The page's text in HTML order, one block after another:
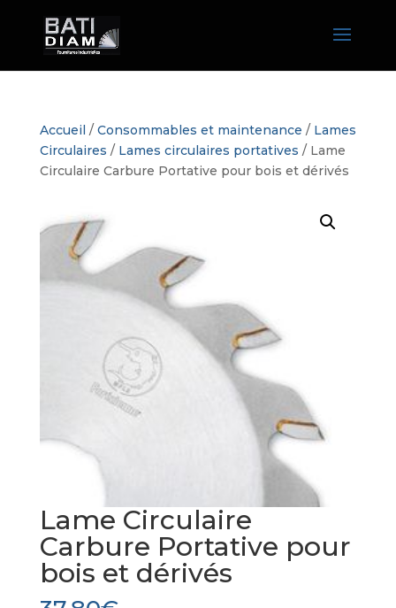
Accueil / Consommables et maintenance / Lames
Circulaires / Lames circulaires portatives / Lame
Circulaire Carbure Portative pour bois et dérivés
Lame Circulaire
Carbure Portative pour
bois et dérivés